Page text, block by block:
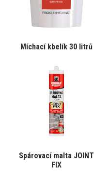
VYBRAT VARIANTU
Tento
produkt
Míchací kbelík 30 litrů
VYBRAT VARIANTU
Tento
produkt
Spárovací malta JOINT
FIX